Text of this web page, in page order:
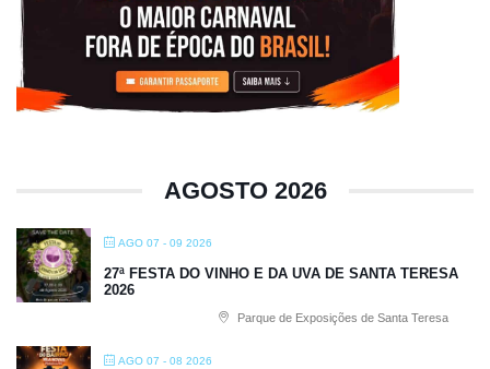
AGOSTO 2026
AGO 07 - 09 2026
27ª FESTA DO VINHO E DA UVA DE SANTA TERESA
2026
Parque de Exposições de Santa Teresa
AGO 07 - 08 2026